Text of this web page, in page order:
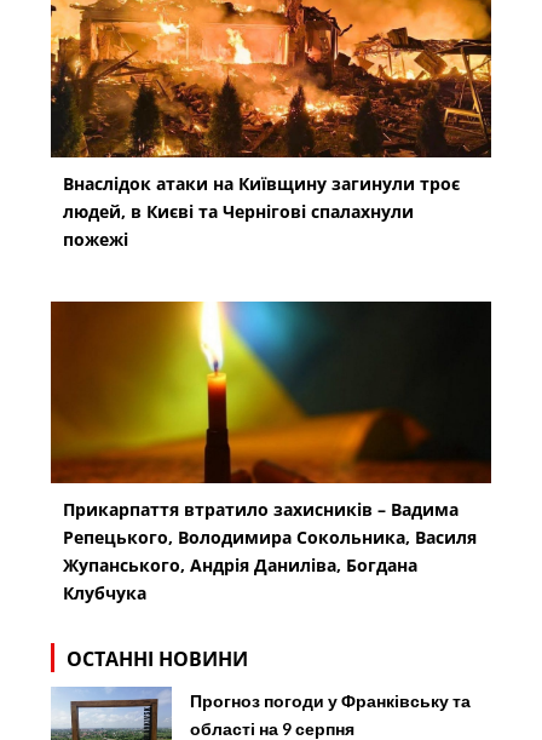
Внаслідок атаки на Київщину загинули троє
людей, в Києві та Чернігові спалахнули
пожежі
Прикарпаття втратило захисників – Вадима
Репецького, Володимира Сокольника, Василя
Жупанського, Андрія Даниліва, Богдана
Клубчука
ОСТАННІ НОВИНИ
Прогноз погоди у Франківську та
області на 9 серпня